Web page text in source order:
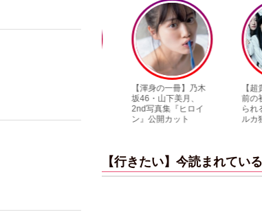
ダ』公開カット
【渾身の一冊】乃木
坂46・山下美月、
2nd写真集『ヒロイ
ン』公開カット
【超貴
前の初
られる
ルカ独
【行きたい】今読まれてい